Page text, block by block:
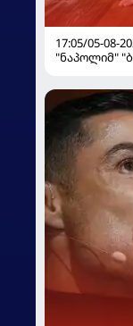
17:05/05-08-
"ნაპოლიმ"